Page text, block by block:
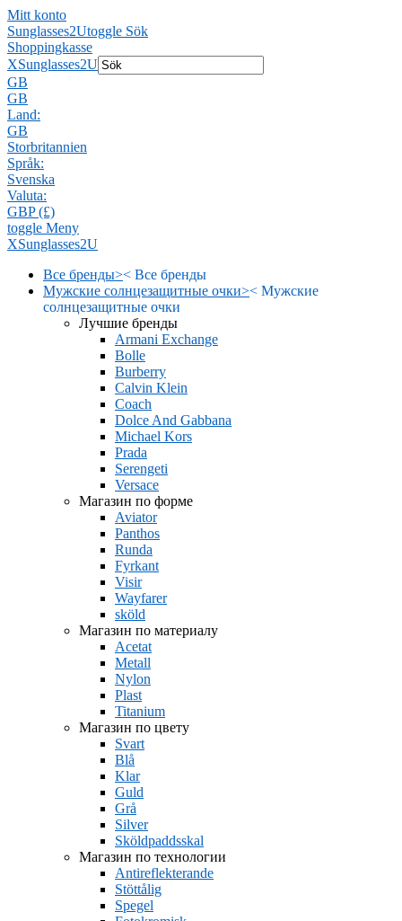
Mitt konto
Sunglasses2Utoggle Sök
Shoppingkasse
XSunglasses2U
GB
GB
Land:
GB
Storbritannien
Språk:
Svenska
Valuta:
GBP (£)
toggle Meny
XSunglasses2U
Все бренды>< Все бренды
Мужские солнцезащитные очки>< Мужские
солнцезащитные очки
Лучшие бренды
Armani Exchange
Bolle
Burberry
Calvin Klein
Coach
Dolce And Gabbana
Michael Kors
Prada
Serengeti
Versace
Магазин по форме
Aviator
Panthos
Runda
Fyrkant
Visir
Wayfarer
sköld
Магазин по материалу
Acetat
Metall
Nylon
Plast
Titanium
Магазин по цвету
Svart
Blå
Klar
Guld
Grå
Silver
Sköldpaddsskal
Магазин по технологии
Antireflekterande
Stöttålig
Spegel